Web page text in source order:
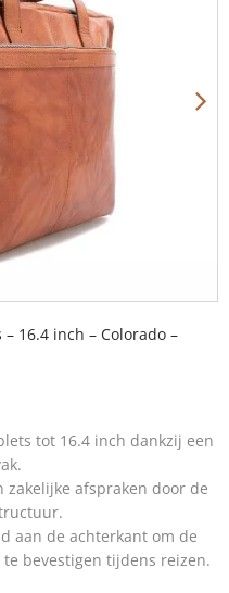
16.4 inch – Colorado –
tot 16.4 inch dankzij een
zakelijke afspraken door de
aan de achterkant om de
bevestigen tijdens reizen.